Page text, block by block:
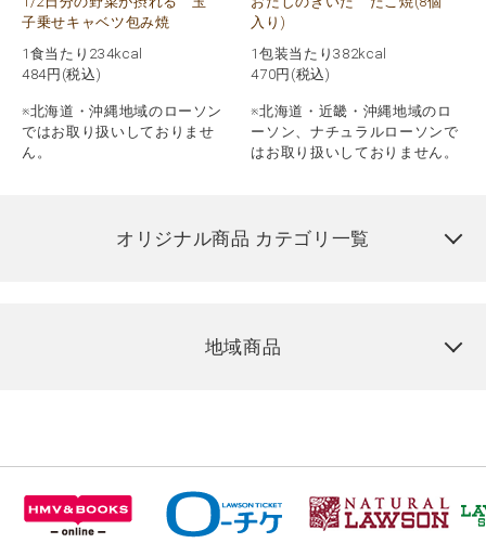
子乗せキャベツ包み焼
1食当たり234kcal
484円(税込)
※北海道・沖縄地域のローソン
ではお取り扱いしておりませ
ん。
入り)
1包装当たり382kcal
470円(税込)
※北海道・近畿・沖縄地域のロ
ーソン、ナチュラルローソンで
はお取り扱いしておりません。
オリジナル商品 カテゴリ一覧
地域商品